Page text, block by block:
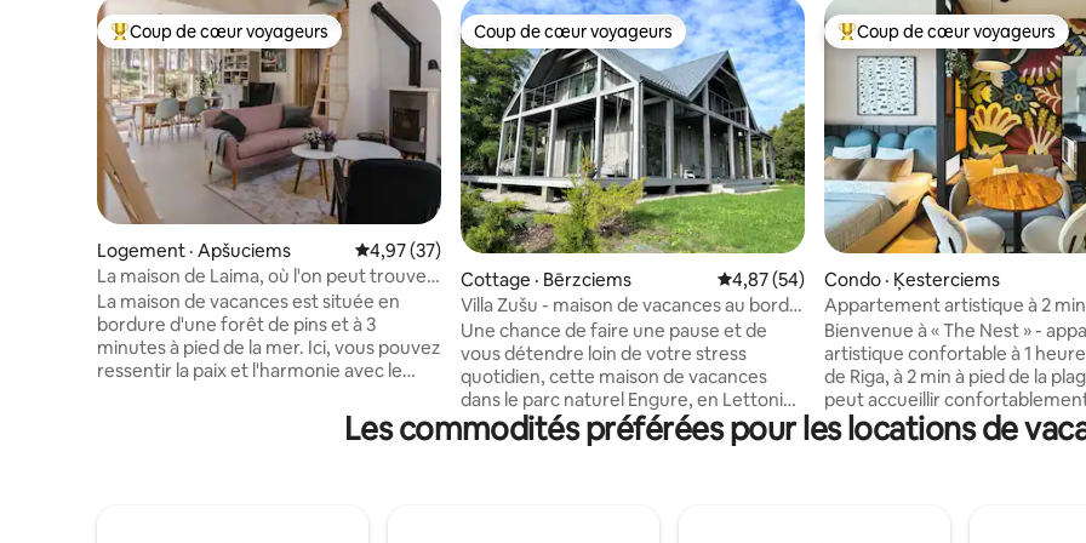
Coup de cœur voyageurs parmi les plus aimés
Coup de cœur voyageurs
Logement · Apšuciems Note moyenne de 4,97 sur 5, 37 commentaires
4,97 (37)
La maison de Laima, où l'on peut trouver
le bonheur
La maison de vacances est située en
bordure d'une forêt de pins et à 3
minutes à pied de la mer. Ici, vous pouvez
ressentir la paix et l'harmonie avec le
de soleil inoubliables. Profitez de longues
promenades sur la plage de sable ou sur
Coup de cœur voyageurs
Coup de cœur voyageurs
Cottage · Bērzciems Note moyenne de 4,87 sur 5, 54
4,87 (54)
Villa Zušu - maison de vacances au bord
de la mer Baltique, Lettonie
Une chance de faire une pause et de
vous détendre loin de votre stress
quotidien, cette maison de vacances
dans le parc naturel Engure, en Lettonie,
pourrait être votre prochaine
destination. Il faut seulement 85 km et 1
Coup de cœur voyageurs
Coup de cœur voyageurs
Condo · Ķesterciems
Appartement artistique à 2
plage, vue sur le coucher du
Bienvenue à « The Nest » -
artistique confortable à 1
de Riga, à 2 min à pied de la
peut accueillir
personnes. Profitez d'une vue sur le
coucher du soleil depuis un
rapide, d'un spa Albatross avec
Les commodités préférées pour les locations de